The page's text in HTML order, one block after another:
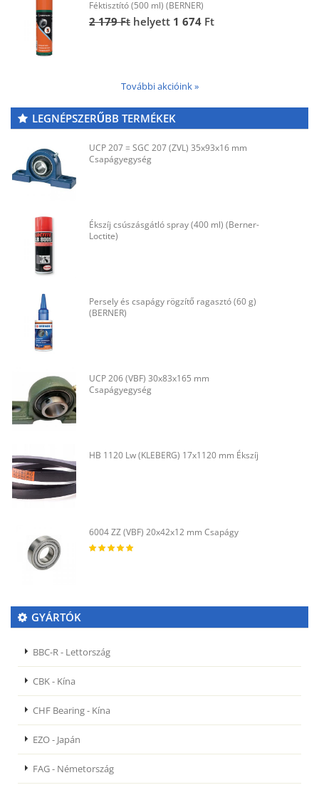
Féktisztító (500 ml) (BERNER)
2 179 Ft helyett 1 674 Ft
További akcióink »
LEGNÉPSZERŰBB TERMÉKEK
UCP 207 = SGC 207 (ZVL) 35x93x16 mm
Csapágyegység
Ékszíj csúszásgátló spray (400 ml) (Berner-
Loctite)
Persely és csapágy rögzítő ragasztó (60 g)
(BERNER)
UCP 206 (VBF) 30x83x165 mm
Csapágyegység
HB 1120 Lw (KLEBERG) 17x1120 mm Ékszíj
6004 ZZ (VBF) 20x42x12 mm Csapágy
GYÁRTÓK
BBC-R - Lettország
CBK - Kína
CHF Bearing - Kína
EZO - Japán
FAG - Németország